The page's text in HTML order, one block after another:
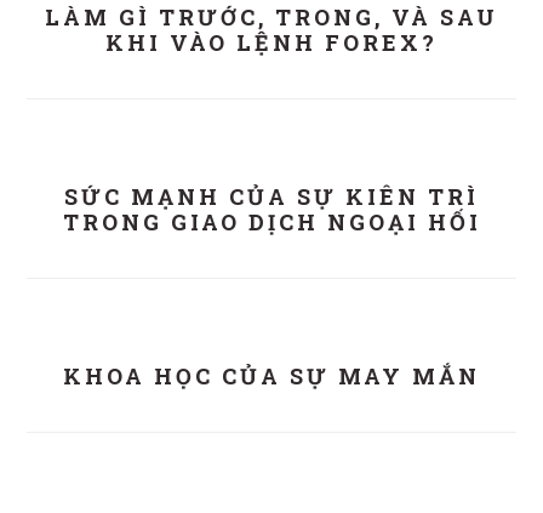
LÀM GÌ TRƯỚC, TRONG, VÀ SAU
KHI VÀO LỆNH FOREX?
SỨC MẠNH CỦA SỰ KIÊN TRÌ
TRONG GIAO DỊCH NGOẠI HỐI
KHOA HỌC CỦA SỰ MAY MẮN